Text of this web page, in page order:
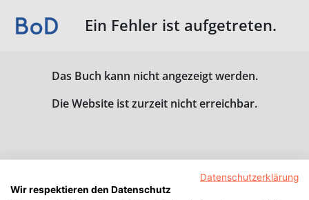
Ein Fehler ist aufgetreten.
Das Buch kann nicht angezeigt werden.
Die Website ist zurzeit nicht erreichbar.
Datenschutzerklärung
Wir respektieren den Datenschutz